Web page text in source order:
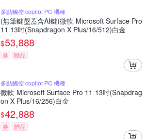
多點觸控 copilot PC 機種
(無筆鍵盤蓋含AI鍵)微軟 Microsoft Surface Pro
11 13吋(Snapdragon X Plus/16/512)白金
$53,888
券 贈品
多點觸控 copilot PC 機種
微軟 Microsoft Surface Pro 11 13吋(Snapdrag
on X Plus/16/256)白金
$42,888
券 贈品